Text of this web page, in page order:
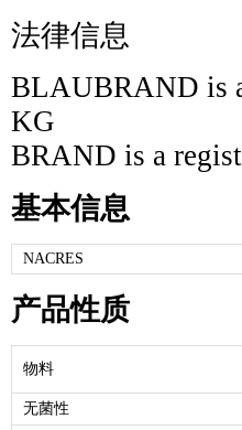
法律信息
BLAUBRAND is
KG
BRAND is a
基本信息
NACRES
产品性质
物料
无菌性